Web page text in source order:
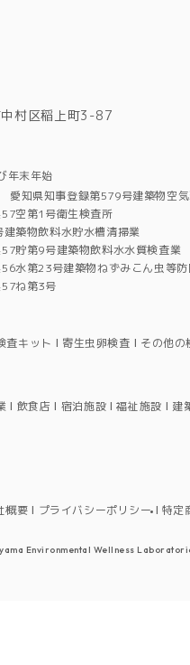
村区稲上町3-87
年末年始
愛知県知事登録第579号建築物空
空第1号衛生検査所
築物飲料水貯水槽清掃業
貯第9号建築物飲料水水質検査業
水第23号建築物ねずみこん虫等
ね第3号
査キット 寄生虫卵検査 その他の
飲食店 宿泊施設 福祉施設 建
概要 プライバシーポリシー 特定
Environmental Wellness